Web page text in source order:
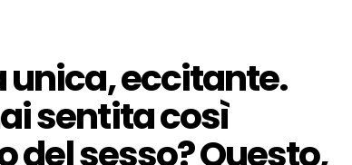
unica, eccitante.
sentita così
del sesso? Questo,